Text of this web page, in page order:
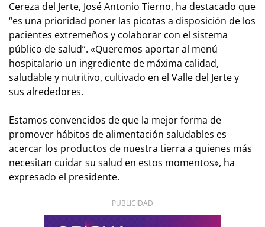
Cereza del Jerte, José Antonio Tierno, ha destacado que
“es una prioridad poner las picotas a disposición de los
pacientes extremeños y colaborar con el sistema
público de salud”. «Queremos aportar al menú
hospitalario un ingrediente de máxima calidad,
saludable y nutritivo, cultivado en el Valle del Jerte y
sus alrededores.
Estamos convencidos de que la mejor forma de
promover hábitos de alimentación saludables es
acercar los productos de nuestra tierra a quienes más
necesitan cuidar su salud en estos momentos», ha
expresado el presidente.
PUBLICIDAD